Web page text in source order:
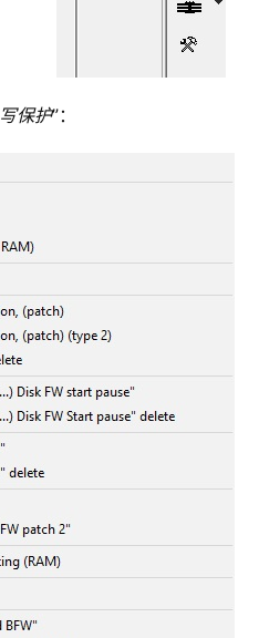
写保护”：